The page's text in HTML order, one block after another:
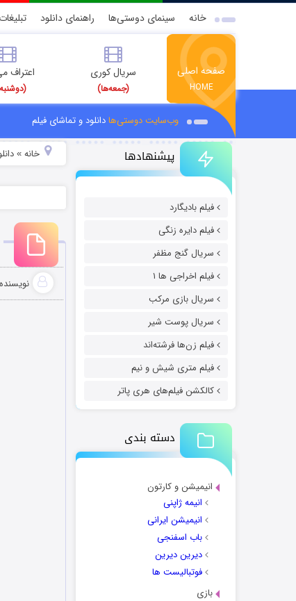
خانه سینمای دوستی‌ها راهنمای دانلود تبلیغات
صفحه اصلی
HOME
سریال کوری
(جمعه‌ها)
اعتراف
وب‌سایت دوستی‌هادانلود و تماشای فیلم
پیشنهادها
فیلم بادیگارد
فیلم دایره زنگی
سریال گنج مظفر
فیلم اخراجی ها ۱
سریال بازی مرکب
سریال پوست شیر
فیلم زن‌ها فرشته‌اند
فیلم متری شیش و نیم
کالکشن فیلم‌های هری پاتر
دسته بندی
انیمیشن و کارتون
انیمه ژاپنی
انیمیشن ایرانی
باب اسفنجی
دیرین دیرین
فوتبالیست ها
بازی
خانه»
نویسنده